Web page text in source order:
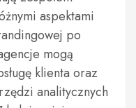
aspektami
po
mogą
klienta oraz
analitycznych